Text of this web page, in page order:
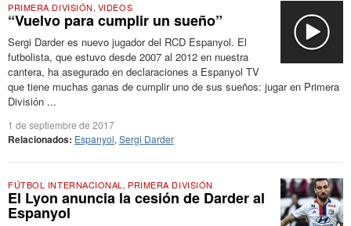
PRIMERA DIVISIÓN, VIDEOS
“Vuelvo para cumplir un sueño”
Sergi Darder es nuevo jugador del RCD Espanyol. El
futbolista, que estuvo desde 2007 al 2012 en nuestra
cantera, ha asegurado en declaraciones a Espanyol TV
que tiene muchas ganas de cumplir uno de sus sueños: jugar en Primera
División ...
1 de septiembre de 2017
Relacionados: Espanyol, Sergi Darder
FÚTBOL INTERNACIONAL , PRIMERA DIVISIÓN
El Lyon anuncia la cesión de Darder al
Espanyol